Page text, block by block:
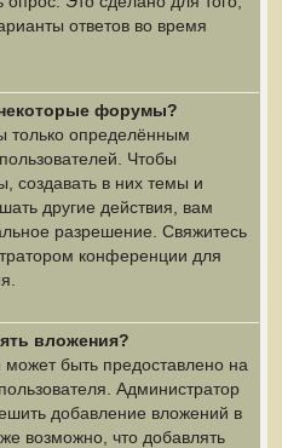
ответов во время
форумы?
только определённым
Чтобы
создавать в них темы и
другие действия, вам
разрешение. Свяжитесь
конференции для
вложения?
быть предоставлено на
Администратор
добавление вложений в
возможно, что добавлять